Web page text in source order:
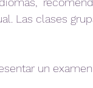
Las clases
un